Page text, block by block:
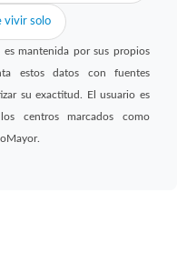
vivir solo
mantenida por sus propios
estos datos con fuentes
su exactitud. El usuario es
centros marcados como